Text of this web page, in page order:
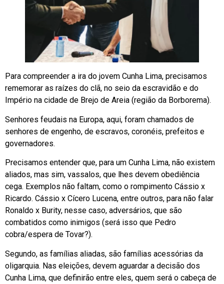
Para compreender a ira do jovem Cunha Lima, precisamos
rememorar as raízes do clã, no seio da escravidão e do
Império na cidade de Brejo de Areia (região da Borborema).
Senhores feudais na Europa, aqui, foram chamados de
senhores de engenho, de escravos, coronéis, prefeitos e
governadores.
Precisamos entender que, para um Cunha Lima, não existem
aliados, mas sim, vassalos, que lhes devem obediência
cega. Exemplos não faltam, como o rompimento Cássio x
Ricardo. Cássio x Cícero Lucena, entre outros, para não falar
Ronaldo x Burity, nesse caso, adversários, que são
combatidos como inimigos (será isso que Pedro
cobra/espera de Tovar?).
Segundo, as famílias aliadas, são famílias acessórias da
oligarquia. Nas eleições, devem aguardar a decisão dos
Cunha Lima, que definirão entre eles, quem será o cabeça de